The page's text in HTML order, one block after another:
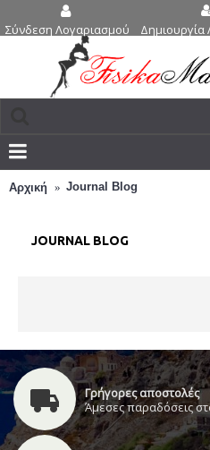
Σύνδεση Λογαριασμού Δημιουργία
Αρχική Journal Blog
JOURNAL BLOG
Γρήγορες αποστολές
Άμεσες παραδόσεις